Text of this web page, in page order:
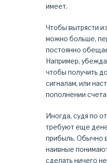
имеет.
Чтобы вытрясти
можно больше,
постоянно
Например,
чтобы получить
сигналам, или
пополнении
Иногда, судя по
требуют еще
прибыль. Обычно
наивные
сделать ничего